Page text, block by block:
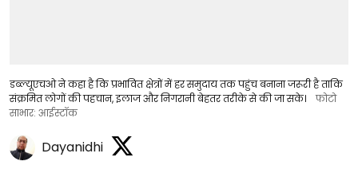
डब्ल्यूएचओ ने कहा है कि प्रभावित क्षेत्रों में हर समुदाय तक पहुंच बनाना जरूरी है ताकि
संक्रमित लोगों की पहचान, इलाज और निगरानी बेहतर तरीके से की जा सके।
फोटो
साभार: आईस्टॉक
Dayanidhi